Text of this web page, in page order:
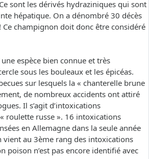
sont les dérivés hydraziniques qui sont
hépatique. On a dénombré 30 décès
champignon doit donc être considéré
espèce bien connue et très
sous les bouleaux et les épicéas.
sur lesquels la « chanterelle brune
de nombreux accidents ont attiré
Il s’agit d’intoxications
roulette russe ». 16 intoxications
en Allemagne dans la seule année
vient au 3ème rang des intoxications
poison n’est pas encore identifié avec